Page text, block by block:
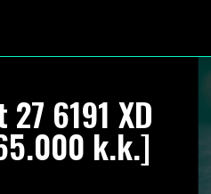
6191 XD
k.k.]